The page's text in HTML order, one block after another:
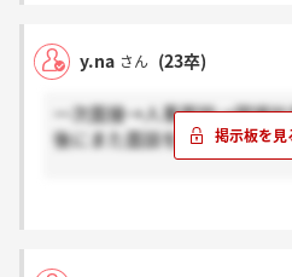
y.na さん (23卒)
一次面接→人事面談→現場
後にまた面談を設けられた